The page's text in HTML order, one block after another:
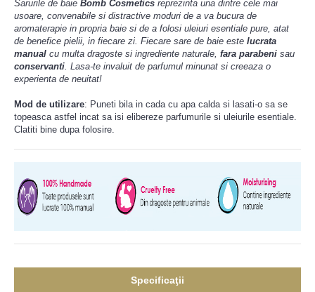
Sarurile de baie Bomb Cosmetics reprezinta una dintre cele mai
usoare, convenabile si distractive moduri de a va bucura de
aromaterapie in propria baie si de a folosi uleiuri esentiale pure, atat
de benefice pielii, in fiecare zi. Fiecare sare de baie este lucrata
manual cu multa dragoste si ingrediente naturale, fara parabeni sau
conservanti . Lasa-te invaluit de parfumul minunat si creeaza o
experienta de neuitat!
Mod de utilizare: Puneti bila in cada cu apa calda si lasati-o sa se
topeasca astfel incat sa isi elibereze parfumurile si uleiurile esentiale.
Clatiti bine dupa folosire.
Specificaţii